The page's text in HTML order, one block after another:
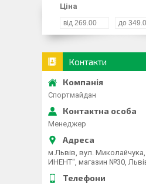
Ціна
Контакти
Спортмайдан
Менеджер
м.Львів, вул.
ИНЕНТ", магазин №30,